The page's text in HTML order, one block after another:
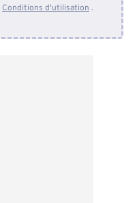
Conditions d'utilisation .